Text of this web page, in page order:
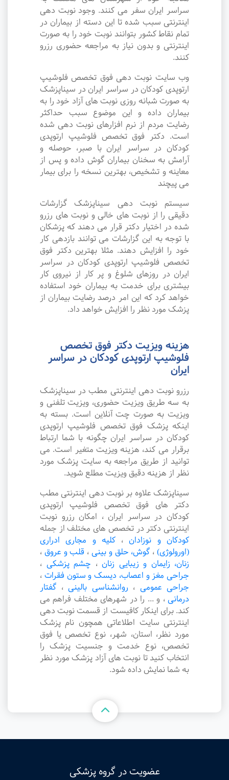
سراسر ایران سفر می کنند. وجود نوبت دهی
اینترنتی سبب شده تا این دسته از بیماران در
تمام نقاط کشور بتوانند نوبت خود را به صورت
اینترنتی و بدون نیاز به مراجعه حضوری رزرو
کنند.
وب سایت نوبت دهی فوق تخصص فلوشیپ
ارتوپدی کودکان در سراسر ایران در سیناپزشک
به صورت شبانه روزی نوبت های آزاد خود را به
بیماران داده و این موضوع سبب حداکثر
رضایت مردم از نرم افزارهای نوبت دهی شده
است. دکتر فوق تخصص فلوشیپ ارتوپدی
کودکان در سراسر ایران با صبر، حوصله و
آرامش به سخنان بیماران گوش داده و پس از
معاینه و تشخیص، بهترین نسخه را برای بیمار
می پیچند
سیستم نوبت دهی سیناپزشک گزارشات
دقیقی را از نوبت های خالی و نوبت های رزرو
شده در اختیار دکتر قرار می دهند که پزشکان
با توجه به این گزارشات می توانند بازدهی کار
خود را افزایش دهند. مثلا بهترین دکتر فوق
تخصص فلوشیپ ارتوپدی کودکان در سراسر
ایران در روزهای شلوغ و پر کار از نیروی کار
بیشتری برای خدمت به بیماران خود استفاده
خواهد کرد که این امر درصد رضایت بیماران از
پزشک مورد نظر را افزایش خواهد داد.
هزینه ویزیت دکتر فوق تخصص
فلوشیپ ارتوپدی کودکان در سراسر
ایران
رزرو نوبت دهی اینترنتی مطب در سیناپزشک
به سه طریق ویزیت حضوری، ویزیت تلفنی و
ویزیت به صورت چت آنلاین است. بسته به
اینکه پزشک فوق تخصص فلوشیپ ارتوپدی
کودکان در سراسر ایران چگونه با شما ارتباط
برقرار می کند، هزینه ویزیت متغیر است. می
توانید از طریق مراجعه به سایت پزشک مورد
نظر از هزینه دقیق ویزیت مطلع شوید.
سیناپزشک علاوه بر نوبت دهی اینترنتی مطب
دکتر های فوق تخصص فلوشیپ ارتوپدی
کودکان در سراسر ایران ، امکان رزرو نوبت
اینترنتی دکتر در تخصص های مختلف از جمله
کودکان و نوزادان ،کلیه و مجاری ادراری
(اورولوژی) ، گوش، حلق و بینی ، قلب و عروق ،
زنان، زایمان و زیبایی زنان ، چشم پزشکی ،
جراحی مغز و اعصاب، دیسک و ستون فقرات ،
جراحی عمومی ، روانشناسی بالینی ، گفتار
درمانی ، و ... را در شهرهای مختلف فراهم می
کند. برای اینکار کافیست از قسمت نوبت دهی
اینترنتی سایت اطلاعاتی همچون نام پزشک
مورد نظر، استان، شهر، نوع تخصص یا فوق
تخصص، نوع خدمت و جنسیت پزشک را
انتخاب کنید تا نوبت های آزاد پزشک مورد نظر
به شما نمایش داده شود.
عضویت در گروه پزشکی